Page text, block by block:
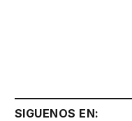
SIGUENOS EN: